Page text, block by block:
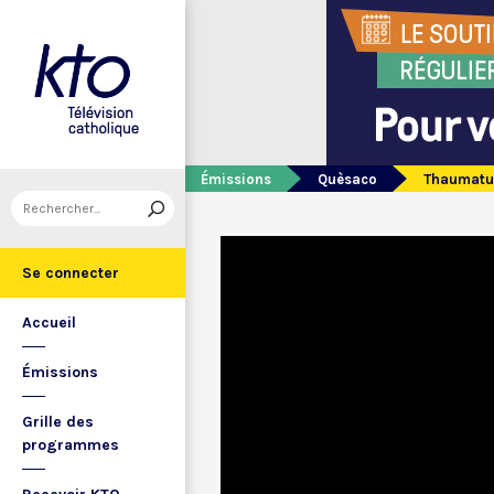
Se connecter
Accueil
Émissions
Grille des
programmes
Émissions Quèsaco